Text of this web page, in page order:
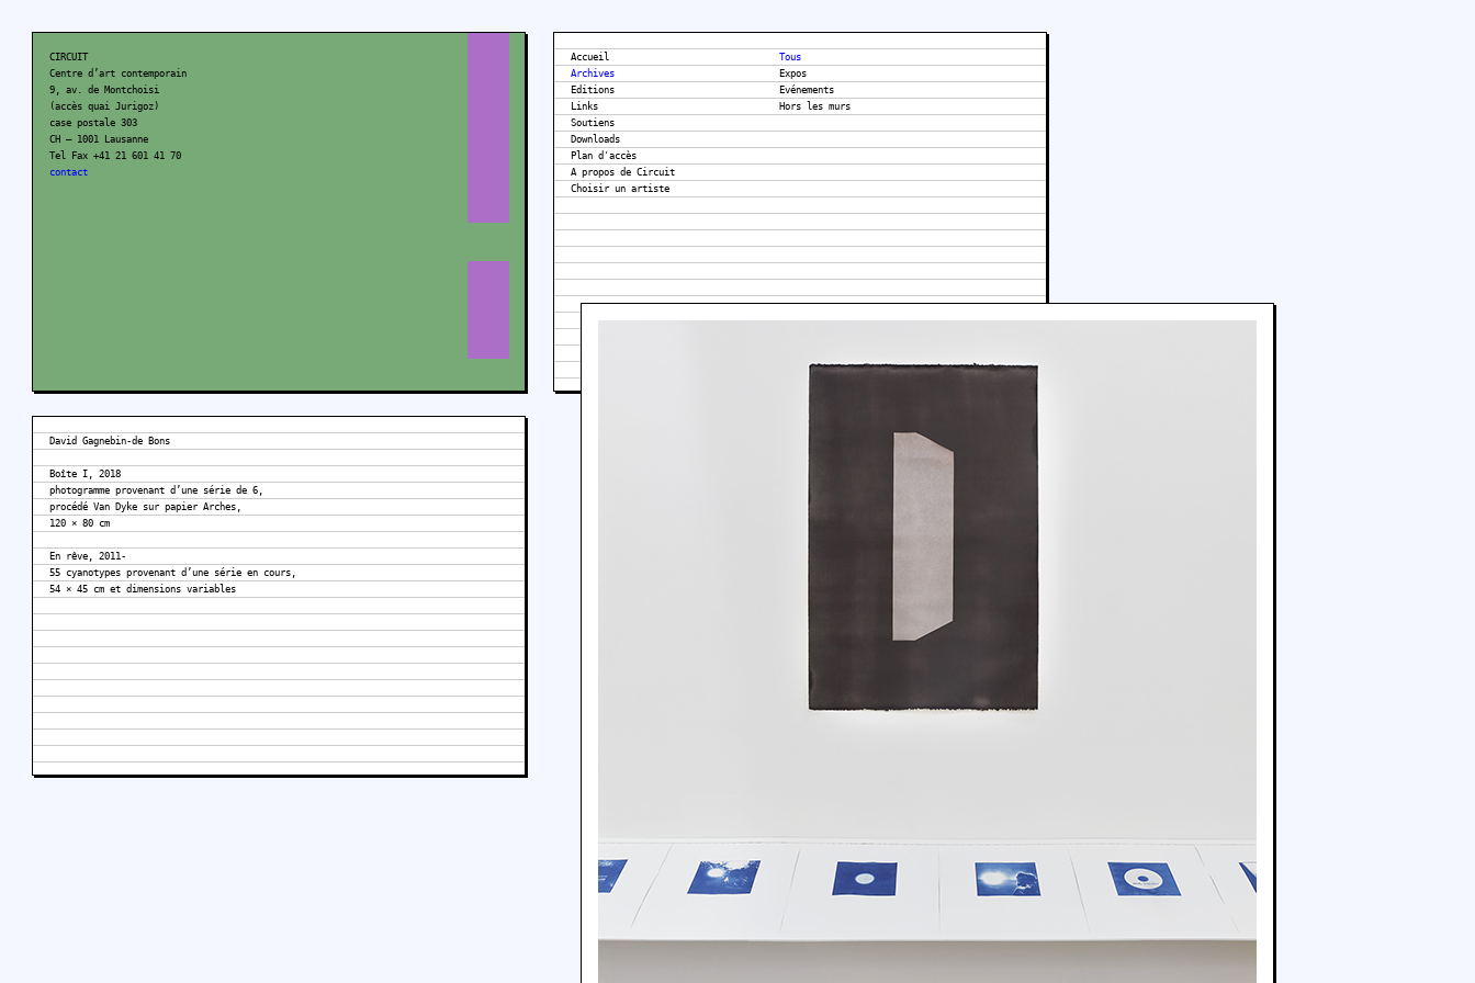
CIRCUIT
Centre d’art contemporain
9, av. de Montchoisi
(accès quai Jurigoz)
case postale 303
CH – 1001 Lausanne
Tel Fax +41 21 601 41 70
contact
Accueil
Archives
Editions
Links
Soutiens
Downloads
Plan d'accès
A propos de Circuit
Tous
Expos
Evénements
Hors les murs
David Gagnebin-de Bons
Boîte I, 2018
photogramme provenant d’une série de 6,
procédé Van Dyke sur papier Arches,
120 × 80 cm
En rêve, 2011-
55 cyanotypes provenant d’une série en cours,
54 × 45 cm et dimensions variables